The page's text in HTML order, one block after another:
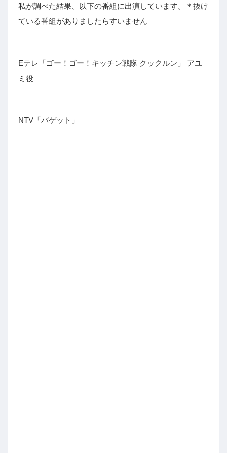
私が調べた結果、以下の番組に出演しています。＊抜け
ている番組がありましたらすいません
Eテレ「ゴー！ゴー！キッチン戦隊 クックルン」 アユ
ミ役
NTV「バゲット」